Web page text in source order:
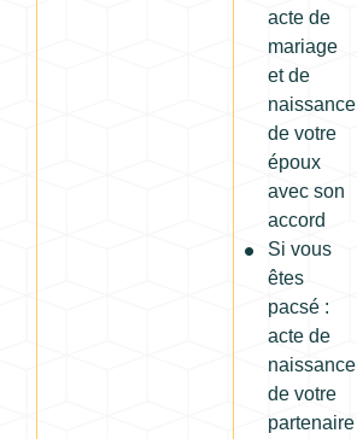
acte de
mariage
et de
naissance
de votre
époux
avec son
accord
Si vous
êtes
pacsé :
acte de
naissance
de votre
partenaire